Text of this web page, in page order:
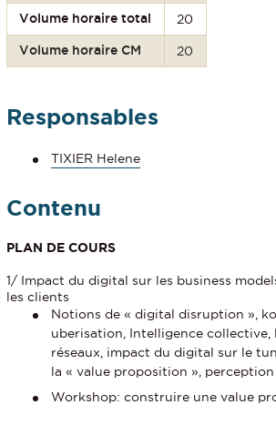
Volume horaire total 20
Volume horaire CM 20
Responsables
TIXIER Helene
Contenu
PLAN DE COURS
1/ Impact du digital sur les business
les clients
Notions de « digital disruption »,
uberisation, Intelligence collective,
réseaux, impact du digital sur le
la « value proposition »,
Workshop: construire une value